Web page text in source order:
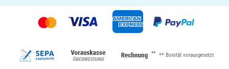
** ** Bonität vorausgesetzt